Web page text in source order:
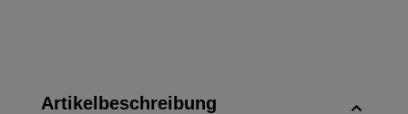
Artikelbeschreibung